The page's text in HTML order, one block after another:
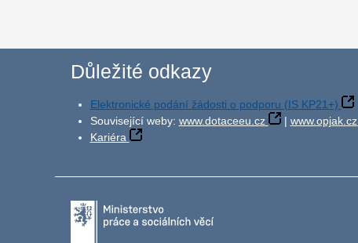
Důležité odkazy
Elektronické podání žádosti o podporu (IS KP21+)
Související weby: www.dotaceeu.cz | www.opjak.cz
Kariéra